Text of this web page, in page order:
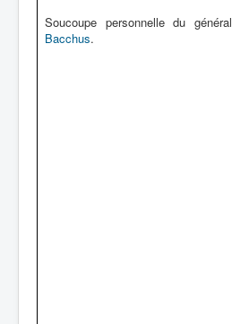
Soucoupe personnelle du général
Bacchus.